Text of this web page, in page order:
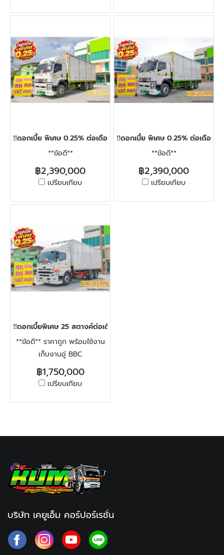
‼️ดอกเบี้ย พิเศษ 0.25% ต่อเดือน‼️สิบล้อตู้สิบบาน ISUZU FVM 240
**ข้อดี**
฿2,390,000
เปรียบเทียบ
‼️ดอกเบี้ย พิเศษ 0.25% ต่อเดือน
**ข้อดี**
฿2,390,000
เปรียบเทียบ
‼️ดอกเบี้ยพิเศษ 25 สตางค์ต่อเดือน‼️สิบล้อตู้สิบบาน HINO FL8J 260
**ข้อดี** ราคาถูก พร้อมใช้งาน
เก็บงานอู่ BBC
฿1,750,000
เปรียบเทียบ
บริษัท เคยูเอ็ม คอร์ปอร์เรชั่น